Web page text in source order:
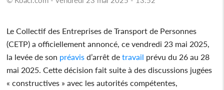
Le Collectif des Entreprises de Transport de Personnes
(CETP) a officiellement annoncé, ce vendredi 23 mai 2025,
la levée de son préavis d’arrêt de travail prévu du 26 au 28
mai 2025. Cette décision fait suite à des discussions jugées
« constructives » avec les autorités compétentes,